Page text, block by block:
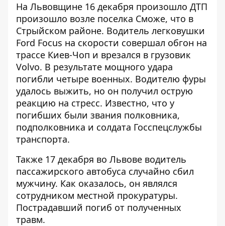
На Львовщине 16 декабря произошло ДТП
произошло возле поселка Сможе, что в
Стрыйском районе. Водитель легковушки
Ford Focus на скорости совершал обгон на
трассе Киев-Чоп и врезался в грузовик
Volvo. В результате мощного удара
погибли четыре военных. Водителю фуры
удалось выжить, но он получил острую
реакцию на стресс. Известно, что у
погибших были звания полковника,
подполковника и солдата Госспецслужбы
транспорта.
Также 17 декабря во Львове водитель
пассажирского автобуса случайно сбил
мужчину. Как оказалось, он являлся
сотрудником местной прокуратуры.
Пострадавший погиб от полученных
травм.